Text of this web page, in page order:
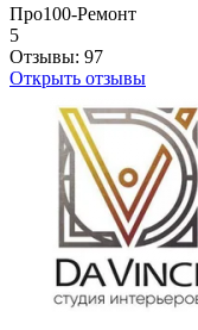
Про100-Ремонт
5
Отзывы: 97
Открыть отзывы